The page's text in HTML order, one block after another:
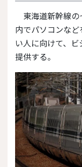
東海道新幹線の七号車普通車指定席を利用して、車
内でパソコンな
い人に向けて、
提供する。